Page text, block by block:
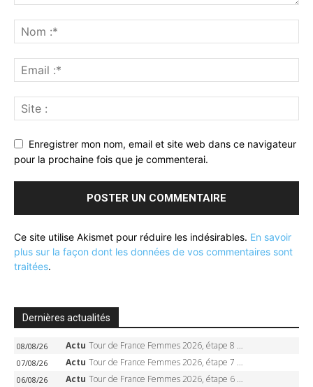
Enregistrer mon nom, email et site web dans ce navigateur
pour la prochaine fois que je commenterai.
Ce site utilise Akismet pour réduire les indésirables. En savoir
plus sur la façon dont les données de vos commentaires sont
traitées.
Dernières actualités
08/08/26 Actu Tour de France Femmes 2026, étape 8 – Demi Vollering gagne à Nice, reprend le jaune, Niewiadoma à 8 secondes
07/08/26 Actu Tour de France Femmes 2026, étape 7 – Kasia Niewiadoma gagne le Ventoux, maillot jaune, Reusser et Vollering piégées
06/08/26 Actu Tour de France Femmes 2026, étape 6 – Kim Le Court-Pienaar gagne à Tournon, Reusser en jaune